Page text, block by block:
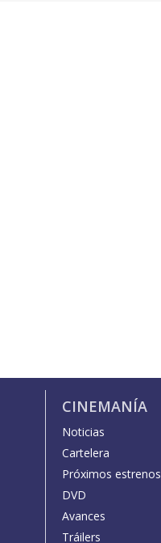
CINEMANÍA
Noticias
Cartelera
Próximos estrenos
DVD
Avances
Tráilers